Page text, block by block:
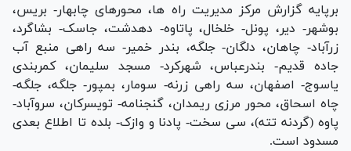
برپایه گزارش مرکز مدیریت راه ها، محورهای چابهار- بریس،
بوشهر- دیر، پونل- خلخال، پاتاوه- دهدشت، جاسک- بشاگرد،
زرآباد- چاهان، دلگان- جلگه، بندر خمیر- سه راهی منبع آب
جاده قدیم- بندرعباس، شهرکرد- مسجد سلیمان، کمربندی
یاسوج- اصفهان، سه راهی زرنه- سومار، بمپور- جلگه، جلگه-
چاه اسحاق، محور مرزی ریمدان، گنجنامه- تویسرکان، سروآباد-
پاوه (گردنه تته)، سی سخت- پادنا و وازک- بلده تا اطلاع بعدی
مسدود است.